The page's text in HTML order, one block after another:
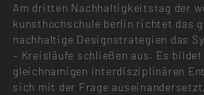
Am dritten Nachhaltigkeitstag der
kunsthochschule berlin richtet das
nachhaltige Designstrategien das
– Kreisläufe schließen aus. Es
gleichnamigen interdisziplinären
sich mit der Frage